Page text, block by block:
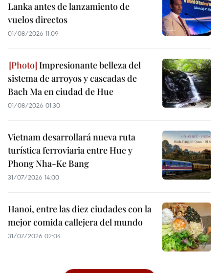
Lanka antes de lanzamiento de
vuelos directos
01/08/2026 11:09
Impresionante belleza del
sistema de arroyos y cascadas de
Bach Ma en ciudad de Hue
01/08/2026 01:30
Vietnam desarrollará nueva ruta
turística ferroviaria entre Hue y
Phong Nha-Ke Bang
31/07/2026 14:00
Hanoi, entre las diez ciudades con la
mejor comida callejera del mundo
31/07/2026 02:04